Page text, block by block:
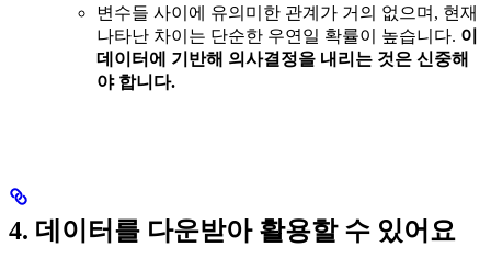
변수들 사이에 유의미한 관계가 거의 없으며, 현재
나타난 차이는 단순한 우연일 확률이 높습니다. 이
데이터에 기반해 의사결정을 내리는 것은 신중해
야 합니다.
4. 데이터를 다운받아 활용할 수 있어요